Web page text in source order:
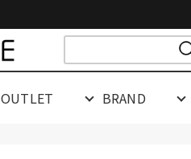
OUTLET BRAND